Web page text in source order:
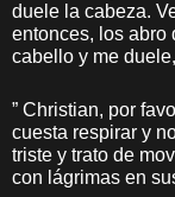
duele la cabeza.
entonces, los abro
cabello y me
” Christian, por
cuesta respirar y
triste y trato de
con lágrimas en